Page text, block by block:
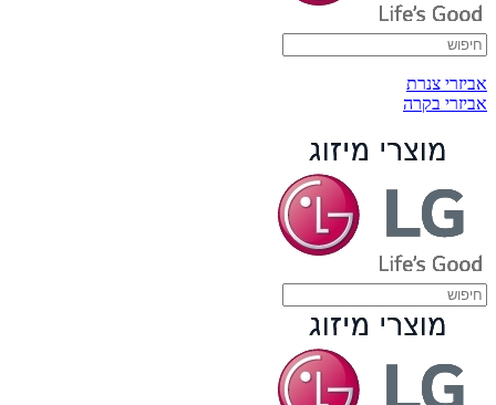
אביזרי צנרת
אביזרי בקרה